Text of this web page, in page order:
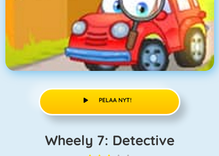
PELAA NYT!
Wheely 7: Detective